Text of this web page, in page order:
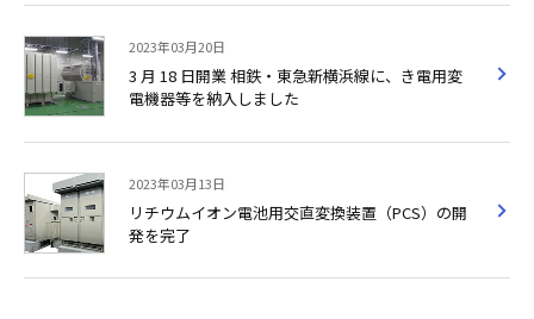
2023年03月20日
3 月 18 日開業 相鉄・東急新横浜線に、き電用変
電機器等を納入しました
2023年03月13日
リチウムイオン電池用交直変換装置（PCS）の開
発を完了